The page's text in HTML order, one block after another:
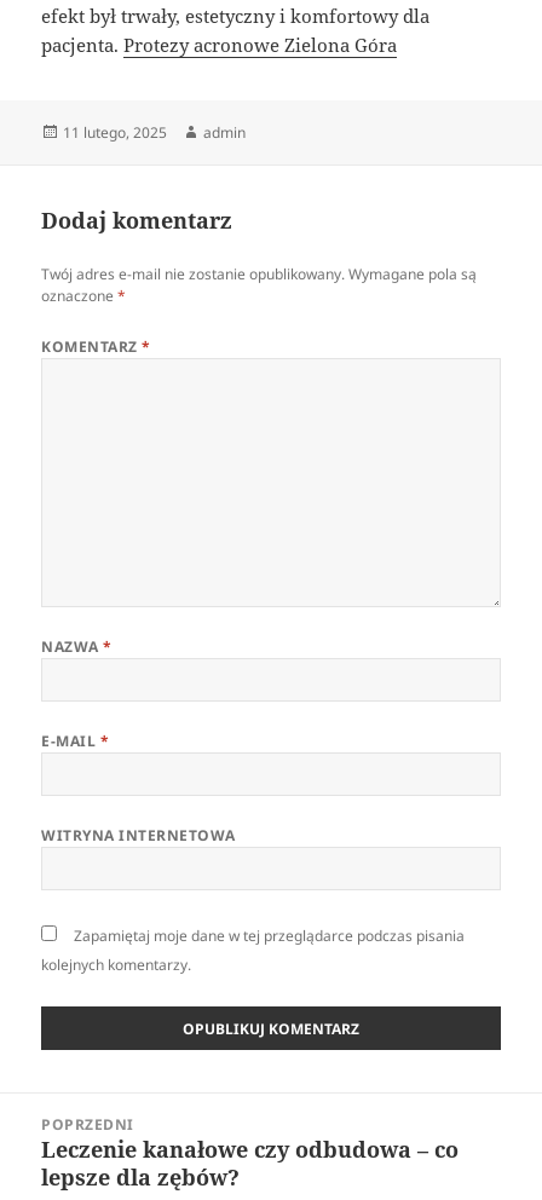
efekt był trwały, estetyczny i komfortowy dla
pacjenta.Protezy acronowe Zielona Góra
Data
11 lutego, 2025 Autor
admin
Dodaj komentarz
Twój adres e-mail nie zostanie opublikowany. Wymagane pola są
oznaczone*
KOMENTARZ*
NAZWA*
E-MAIL *
WITRYNA INTERNETOWA
Zapamiętaj moje dane w tej przeglądarce podczas pisania
kolejnych komentarzy.
wpisuPOPRZEDNI
Poprzedni
wpis:
Leczenie kanałowe czy odbudowa – co
lepsze dla zębów?